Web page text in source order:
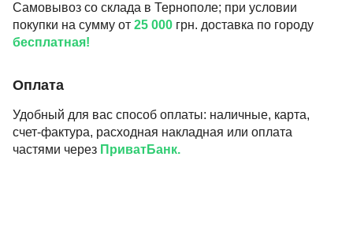
Самовывоз со склада в Тернополе; при условии
покупки на сумму от 25 000 грн. доставка по городу
бесплатная!
Оплата
Удобный для вас способ оплаты: наличные, карта,
счет-фактура, расходная накладная или оплата
частями через ПриватБанк.